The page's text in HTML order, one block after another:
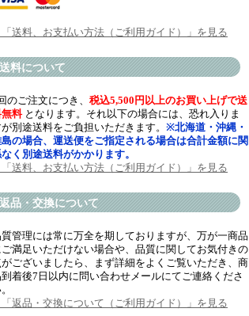
送料、お支払い方法（ご利用ガイド）」を見る
送料について
のご注文につき、 税込5,500円以上のお買い上げで送
料となります。それ以下の場合には、恐れ入りま
別途送料をご負担いただきます。 ※北海道・沖縄・
の場合、運送便をご指定される場合は合計金額に関
く別途送料がかかります。
送料、お支払い方法（ご利用ガイド）」を見る
返品・交換について
管理には常に万全を期しておりますが、万が一商品
満足いただけない場合や、品質に関してお気付きの
ございましたら、まず詳細をよくご覧いただき、商
着後7日以内に問い合わせメールにてご連絡くださ
返品・交換について（ご利用ガイド）」を見る